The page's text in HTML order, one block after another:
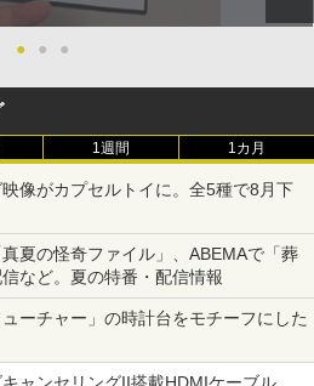
● ● ●
1週間 1カ月
像がカプセルトイに。全5種で8月下
夏の怪奇ファイル」、ABEMAで「葬
など。夏の特番・配信情報
ューチャー」の時計台をモチーフにした